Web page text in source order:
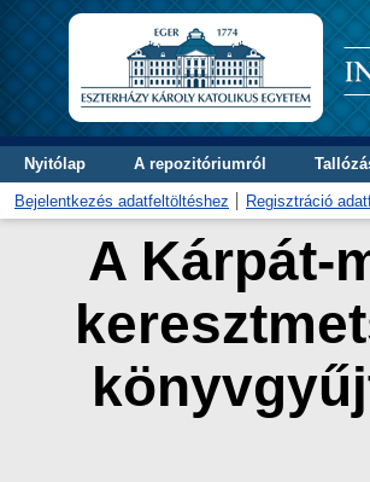
Nyitólap A repozitóriumról
Bejelentkezés adatfeltöltéshez Regisztráció
A Kárpát-